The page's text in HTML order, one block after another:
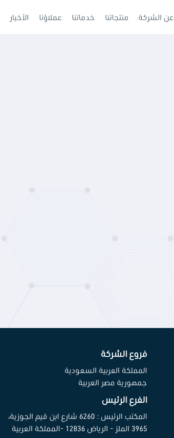
عن الشركة منتجاتنا خدماتنا عملاؤنا الأخبار
فروع الشركة
المملكة العربية السعودية
جمهورية مصر العربية
الفرع الرئيس
المكتب الرئيس : 6260 شارع ابن قيم الجوزية،
3965 الملز - الرياض 12836 -المملكة العربية